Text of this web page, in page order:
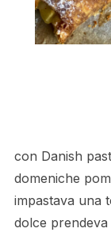
con Danish
domeniche
impastava una
dolce